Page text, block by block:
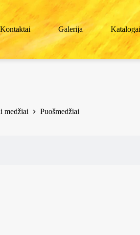
Kontaktai Galerija Katalogai
medžiai Puošmedžiai